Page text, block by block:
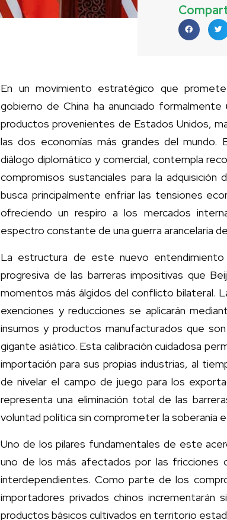
En un movimiento estratégico que
gobierno de China ha anunciado
productos provenientes de Estados Unidos,
las dos economías más grandes del
diálogo diplomático y comercial, contempla
compromisos sustanciales para la
busca principalmente enfriar las tensiones
ofreciendo un respiro a los mercados
espectro constante de una guerra arancelaria
La estructura de este nuevo entendimiento
progresiva de las barreras impositivas que
momentos más álgidos del conflicto bilateral.
exenciones y reducciones se aplicarán
insumos y productos manufacturados que
gigante asiático. Esta calibración cuidadosa
importación para sus propias industrias, al
de nivelar el campo de juego para los
representa una eliminación total de las
voluntad política sin comprometer la soberanía
Uno de los pilares fundamentales de este
uno de los más afectados por las fricciones
interdependientes. Como parte de los
importadores privados chinos incrementarán
productos básicos cultivados en territorio